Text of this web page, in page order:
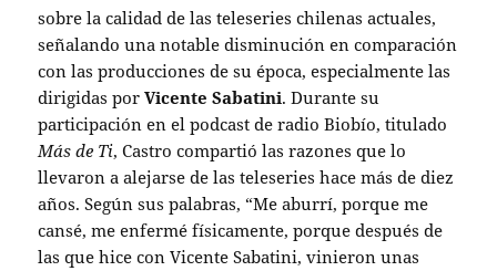
sobre la calidad de las teleseries chilenas actuales,
señalando una notable disminución en comparación
con las producciones de su época, especialmente las
dirigidas porVicente Sabatini. Durante su
participación en el podcast de radio Biobío, titulado
Más de Ti, Castro compartió las razones que lo
llevaron a alejarse de las teleseries hace más de diez
años. Según sus palabras, “Me aburrí, porque me
cansé, me enfermé físicamente, porque después de
las que hice con Vicente Sabatini, vinieron unas